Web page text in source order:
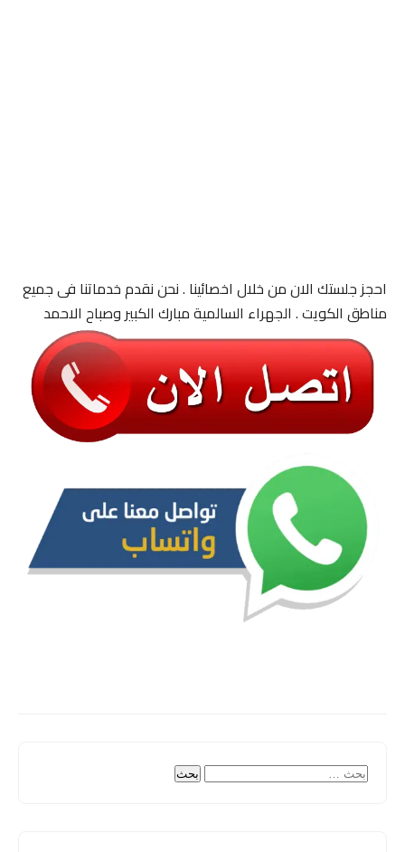
احجز جلستك الان من خلال اخصائينا . نحن نقدم خدماتنا فى جميع
مناطق الكويت . الجهراء السالمية مبارك الكبير وصباح الاحمد
البحث